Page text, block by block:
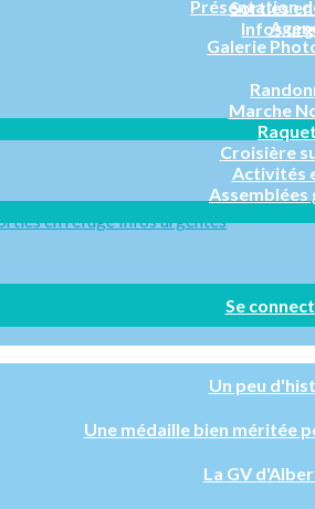
Sorties
Infos
Présentation
Galerie
Marche
Croisière
Activités
Assemblées
Se
Un peu
Une médaille bien méritée
La GV
en refugeInfos urgentes